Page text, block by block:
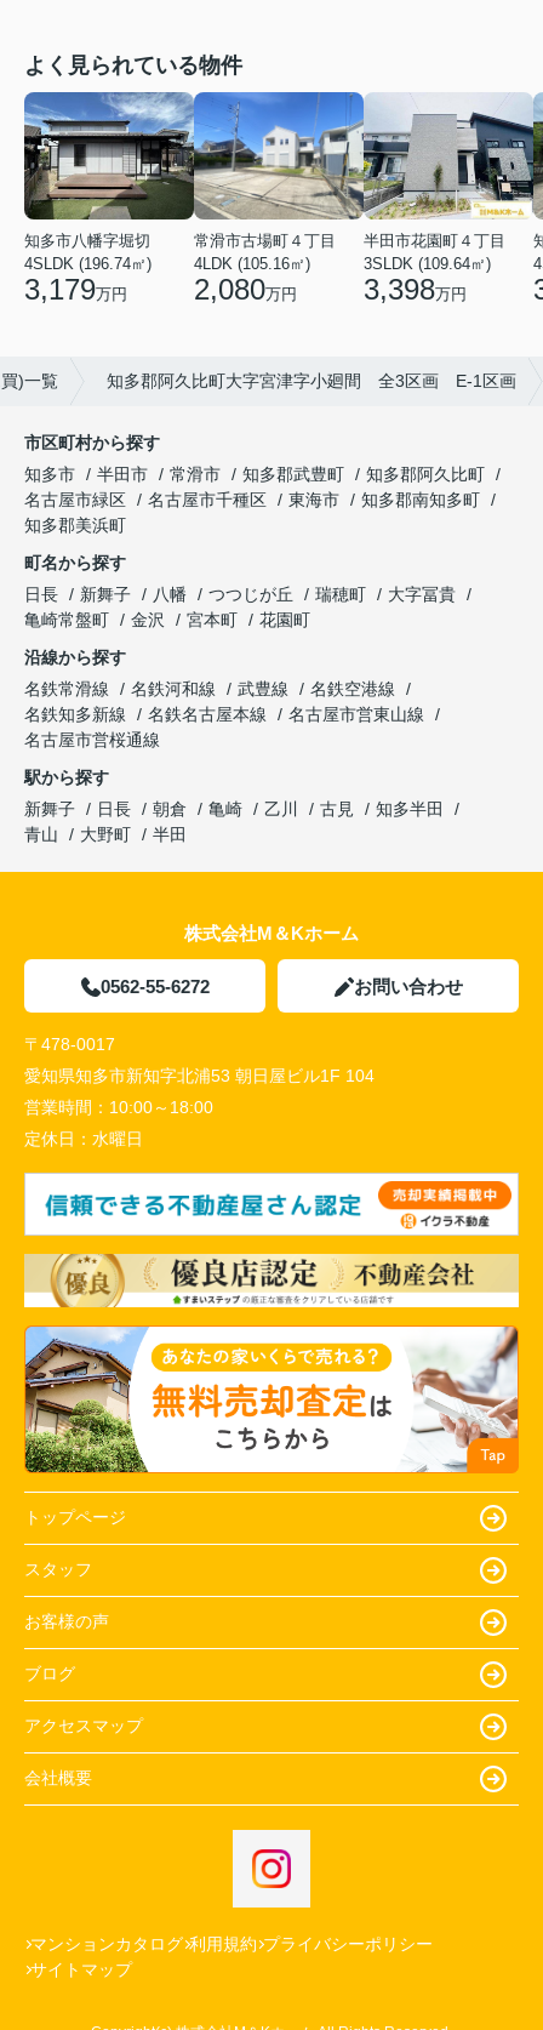
よく見られている物件
知多市八幡字堀切
4SLDK (196.74㎡)
3,179万円
常滑市古場町４丁目
4LDK (105.16㎡)
2,080万円
半田市花園町４丁目
3SLDK (109.64㎡)
3,398万円
)一覧 知多郡阿久比町大字宮津字小廻間 全3区画 E-1区画
市区町村から探す
知多市
半田市 常滑市 知多郡武豊町
知多郡阿久比町
名古屋市緑区
名古屋市千種区 東海市
知多郡南知多町
知多郡美浜町
町名から探す
日長
新舞子 八幡 つつじが丘 瑞穂町
大字冨貴
亀崎常盤町
金沢 宮本町
花園町
沿線から探す
名鉄常滑線
名鉄河和線 武豊線
名鉄空港線
名鉄知多新線
名鉄名古屋本線
名古屋市営東山線
名古屋市営桜通線
駅から探す
新舞子
日長 朝倉 亀崎 乙川 古見
知多半田
青山
大野町 半田
株式会社M＆Kホーム
0562-55-6272 お問い合わせ
〒478-0017
愛知県知多市新知字北浦53 朝日屋ビル1F 104
営業時間： 10:00～18:00
定休日： 水曜日
トップページ
スタッフ
お客様の声
ブログ
アクセスマップ
会社概要
マンションカタログ 利用規約 プライバシーポリシー
サイトマップ